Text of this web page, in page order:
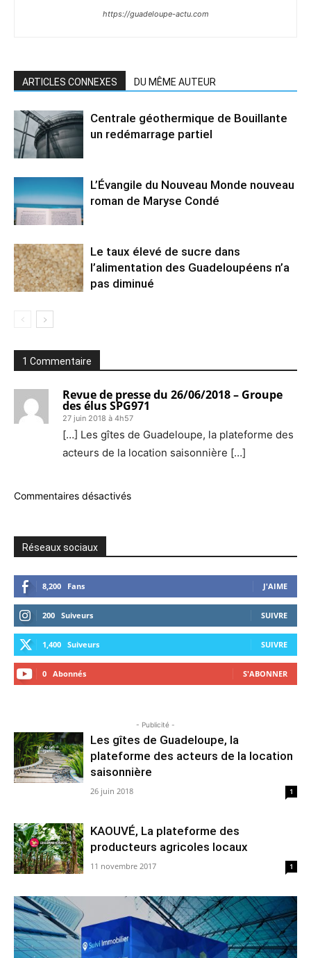
https://guadeloupe-actu.com
ARTICLES CONNEXES DU MÊME AUTEUR
Centrale géothermique de Bouillante
un redémarrage partiel
L’Évangile du Nouveau Monde nouveau
roman de Maryse Condé
Le taux élevé de sucre dans
l’alimentation des Guadeloupéens n’a
pas diminué
1 Commentaire
Revue de presse du 26/06/2018 – Groupe
des élus SPG971
27 juin 2018 à 4h57
[…] Les gîtes de Guadeloupe, la plateforme des
acteurs de la location saisonnière […]
Commentaires désactivés
Réseaux sociaux
8,200 Fans J'AIME
200 Suiveurs SUIVRE
1,400 Suiveurs SUIVRE
0 Abonnés S'ABONNER
- Publicité -
Les gîtes de Guadeloupe, la
plateforme des acteurs de la location
saisonnière
26 juin 2018 1
KAOUVÉ, La plateforme des
producteurs agricoles locaux
11 novembre 2017 1